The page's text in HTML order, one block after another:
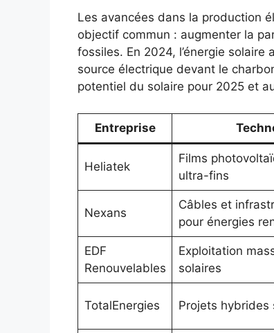
Les avancées dans la production
objectif commun : augmenter la
fossiles. En 2024, l’énergie
source électrique devant le
potentiel du solaire pour 2025 et
Entreprise
Heliatek
Films
ultra-fins
Nexans
Câbles et
pour énergies
EDF
Renouvelables
Exploitation
solaires
TotalEnergies Projets hybrides